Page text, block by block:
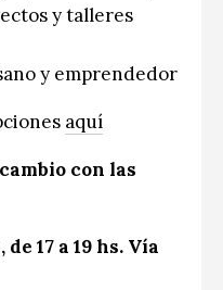
y talleres
y emprendedor
aquí
con las
17 a 19 hs. Vía